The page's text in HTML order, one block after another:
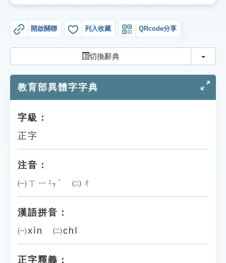
貓頭鷹博士
開啟關聯 列入收藏 QRcode分享
切換辭典 切換
教育部異體字字典
字級：
正字
注音：
㈠ㄒㄧㄣˋ ㈡ㄔ
漢語拼音：
㈠xìn ㈡chī
正字釋義：